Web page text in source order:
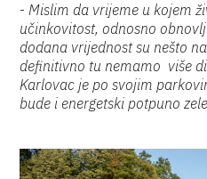
-Mislim da vrijeme u kojem
učinkovitost, odnosno
dodana vrijednost su nešto
definitivno tu nemamo više
Karlovac je po svojim
bude i energetski potpuno